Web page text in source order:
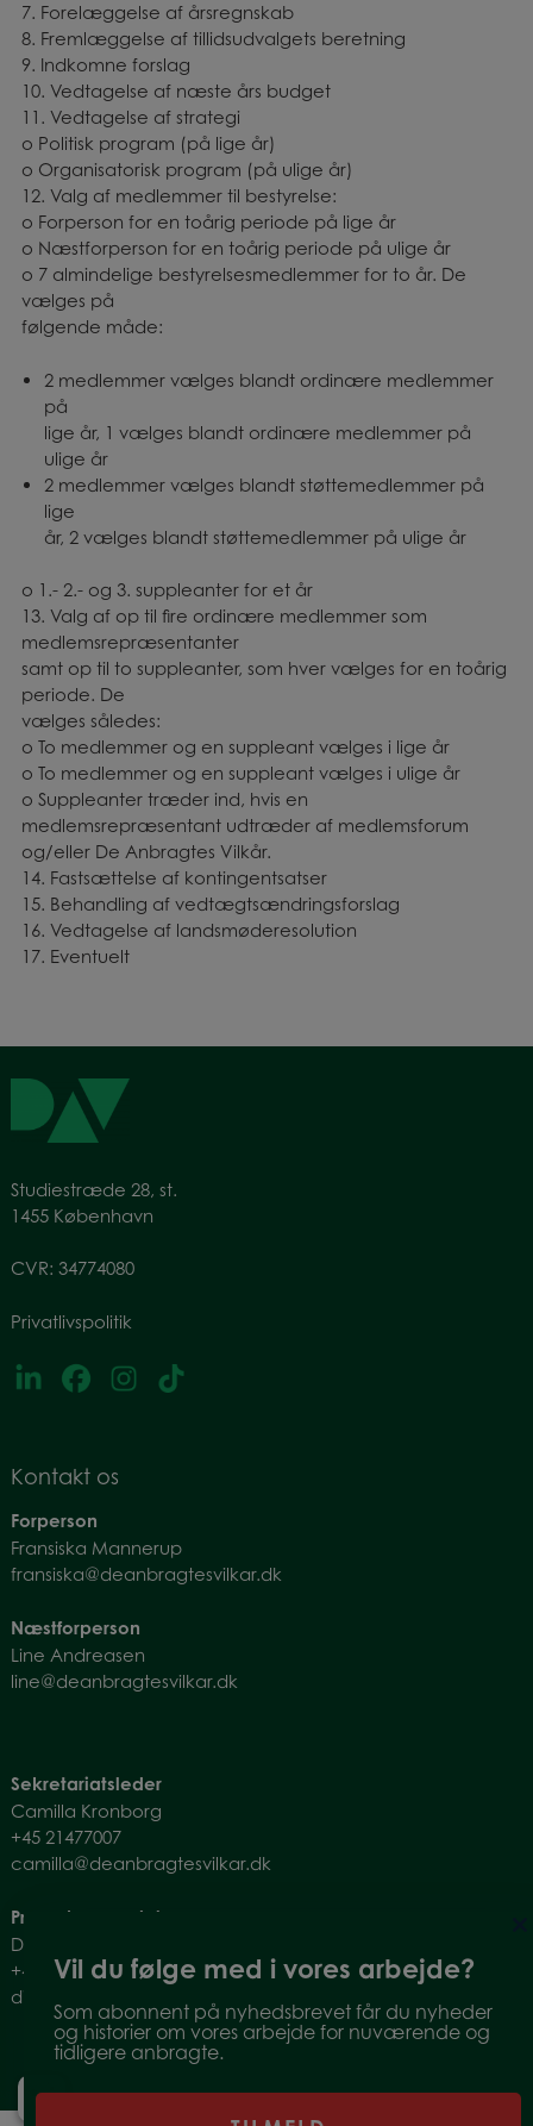
7. Forelæggelse af årsregnskab
8. Fremlæggelse af tillidsudvalgets beretning
9. Indkomne forslag
10. Vedtagelse af næste års budget
11. Vedtagelse af strategi
o Politisk program (på lige år)
o Organisatorisk program (på ulige år)
12. Valg af medlemmer til bestyrelse:
o Forperson for en toårig periode på lige år
o Næstforperson for en toårig periode på ulige år
o 7 almindelige bestyrelsesmedlemmer for to år. De
vælges på
følgende måde:
2 medlemmer vælges blandt ordinære medlemmer
på
lige år, 1 vælges blandt ordinære medlemmer på
ulige år
2 medlemmer vælges blandt støttemedlemmer på
lige
år, 2 vælges blandt støttemedlemmer på ulige år
o 1.- 2.- og 3. suppleanter for et år
13. Valg af op til fire ordinære medlemmer som
medlemsrepræsentanter
samt op til to suppleanter, som hver vælges for en toårig
periode. De
vælges således:
o To medlemmer og en suppleant vælges i lige år
o To medlemmer og en suppleant vælges i ulige år
o Suppleanter træder ind, hvis en
medlemsrepræsentant udtræder af medlemsforum
og/eller De Anbragtes Vilkår.
14. Fastsættelse af kontingentsatser
15. Behandling af vedtægtsændringsforslag
16. Vedtagelse af landsmøderesolution
17. Eventuelt
Studiestræde 28, st.
1455 København
CVR: 34774080
Privatlivspolitik
Kontakt os
Forperson
Fransiska Mannerup
fransiska@deanbragtesvilkar.dk
Næstforperson
Line Andreasen
line@deanbragtesvilkar.dk
Sekretariatsleder
Camilla Kronborg
+45 21477007
camilla@deanbragtesvilkar.dk
Pressehenvendelser
Ditte Ingemann
+45 21 29 66 53
ditte@deanbragtesvilkar.dk
Vil du følge med i vores arbejde?
Som abonnent på nyhedsbrevet får du nyheder
og historier om vores arbejde for nuværende og
tidligere anbragte.